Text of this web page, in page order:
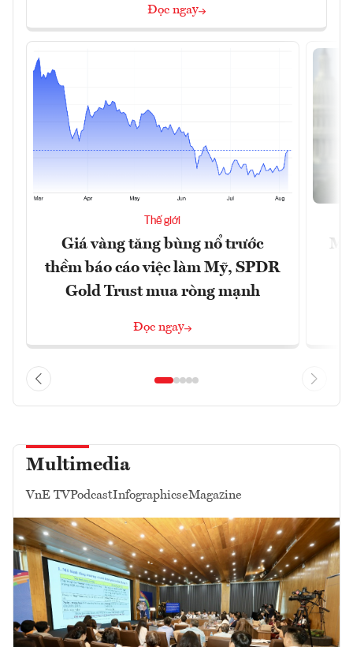
Đọc ngay
Thế giới
Giá vàng tăng bùng nổ trước
thềm báo cáo việc làm Mỹ, SPDR
Gold Trust mua ròng mạnh
Đọc ngay
Multimedia
VnE TVPodcastInfographicseMagazine